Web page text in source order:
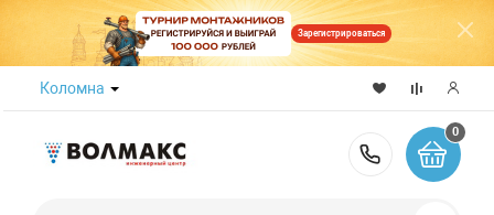
Зарегистрироваться
Коломна
8 (800)
0